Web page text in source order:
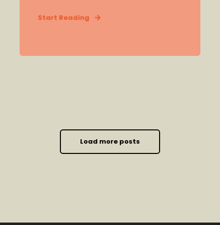
Start Reading
Load more posts